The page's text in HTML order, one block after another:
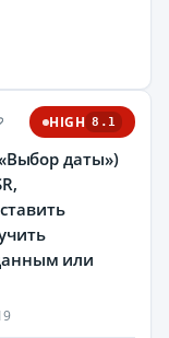
HIGH 8.1
даты»)
или